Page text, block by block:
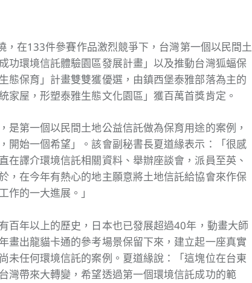
在133件參賽作品激烈競爭下，台灣第一個以民間土
功環境信託體驗園區發展計畫」以及推動台灣狐蝠保
態保育」計畫雙雙獲優選，由鎮西堡泰雅部落為主的
家屋，形塑泰雅生態文化園區」獲百萬首獎肯定。
是第一個以民間土地公益信託做為保育用途的案例，
開始一個希望」。該會副秘書長夏道緣表示：「很感
在譯介環境信託相關資料、舉辦座談會，派員至英、
，在今年有熱心的地主願意將土地信託給協會來作保
作的一大進展。」
百年以上的歷史，日本也已發展超過40年，動畫大師
畫出龍貓卡通的參考場景保留下來，建立起一座真實
未任何環境信託的案例。夏道緣說：「這塊位在台東
灣帶來大轉變，希望透過第一個環境信託成功的範